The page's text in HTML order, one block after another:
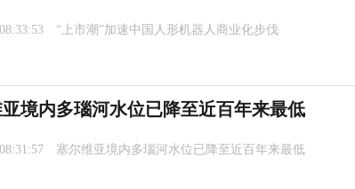
“上市潮”加速中国人形机器人商业化步伐
境内多瑙河水位已降至近百年来最低
塞尔维亚境内多瑙河水位已降至近百年来最低